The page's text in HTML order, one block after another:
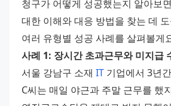
청구가 어떻게 성공했는지 알아보
대한 이해와 대응 방법을 찾는 데
여러 유형별 성공 사례를 살펴볼게
사례 1: 장시간 초과근무와 미지급
서울 강남구 소재 IT 기업에서 3년
C씨는 매일 야근과 주말 근무를 했